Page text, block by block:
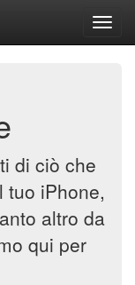
di ciò che
tuo iPhone,
altro da
qui per